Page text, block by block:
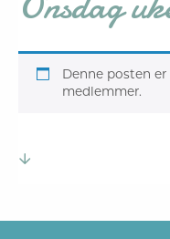
Denne posten
medlemmer.